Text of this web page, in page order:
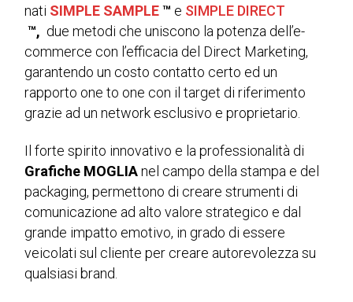
nati SIMPLE SAMPLE™ e SIMPLE DIRECT
™, due metodi che uniscono la potenza dell’e-
commerce con l’efficacia del Direct Marketing,
garantendo un costo contatto certo ed un
rapporto one to one con il target di riferimento
grazie ad un network esclusivo e proprietario.
Il forte spirito innovativo e la professionalità di
Grafiche MOGLIAnel campo della stampa e del
packaging, permettono di creare strumenti di
comunicazione ad alto valore strategico e dal
grande impatto emotivo, in grado di essere
veicolati sul cliente per creare autorevolezza su
qualsiasi brand.